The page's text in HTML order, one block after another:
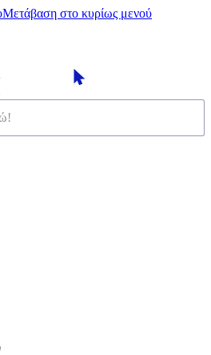
Μετάβαση στο κυρίως μενού